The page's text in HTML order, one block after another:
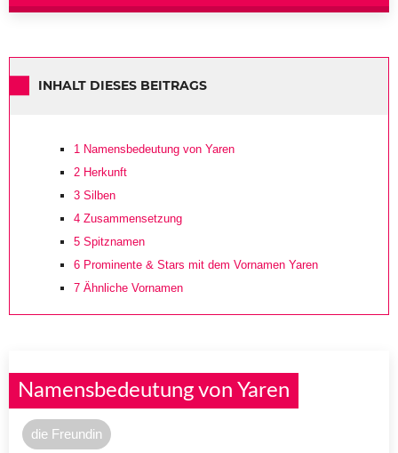
INHALT DIESES BEITRAGS
1 Namensbedeutung von Yaren
2 Herkunft
3 Silben
4 Zusammensetzung
5 Spitznamen
6 Prominente & Stars mit dem Vornamen Yaren
7 Ähnliche Vornamen
Namensbedeutung von Yaren
die Freundin